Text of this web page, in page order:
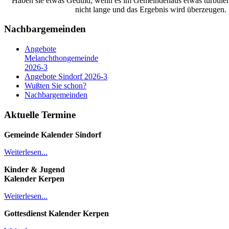
nicht lange und das Ergebnis wird überzeugen.
Nachbargemeinden
Angebote
Melanchthongemeinde
2026-3
Angebote Sindorf 2026-3
Wußten Sie schon?
Nachbargemeinden
Aktuelle Termine
Gemeinde Kalender Sindorf
Weiterlesen...
Kinder & Jugend
Kalender Kerpen
Weiterlesen...
Gottesdienst Kalender Kerpen